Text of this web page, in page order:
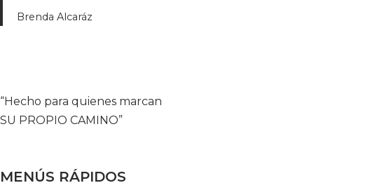
Brenda Alcaráz
“Hecho para quienes marcan
SU PROPIO CAMINO”
MENÚS RÁPIDOS